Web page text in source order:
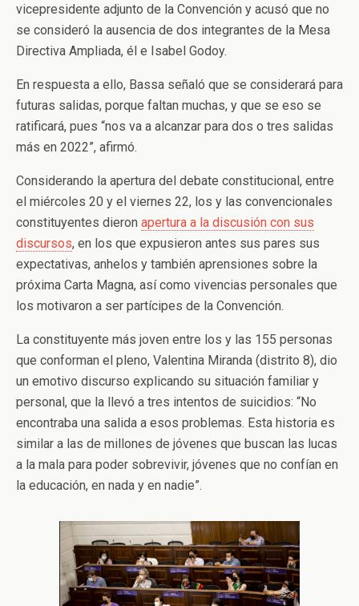
vicepresidente adjunto de la Convención y acusó que no
se consideró la ausencia de dos integrantes de la Mesa
Directiva Ampliada, él e Isabel Godoy.
En respuesta a ello, Bassa señaló que se considerará para
futuras salidas, porque faltan muchas, y que se eso se
ratificará, pues “nos va a alcanzar para dos o tres salidas
más en 2022”, afirmó.
Considerando la apertura del debate constitucional, entre
el miércoles 20 y el viernes 22, los y las convencionales
constituyentes dieron apertura a la discusión con sus
discursos, en los que expusieron antes sus pares sus
expectativas, anhelos y también aprensiones sobre la
próxima Carta Magna, así como vivencias personales que
los motivaron a ser partícipes de la Convención.
La constituyente más joven entre los y las 155 personas
que conforman el pleno, Valentina Miranda (distrito 8), dio
un emotivo discurso explicando su situación familiar y
personal, que la llevó a tres intentos de suicidios: “No
encontraba una salida a esos problemas. Esta historia es
similar a las de millones de jóvenes que buscan las lucas
a la mala para poder sobrevivir, jóvenes que no confían en
la educación, en nada y en nadie”.